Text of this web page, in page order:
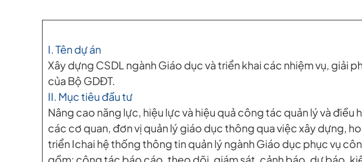
I. Tên dự án
Xây dựng CSDL ngành Giáo dục và triển khai các nhiệm vụ, giải
của Bộ GDĐT.
II. Mục tiêu đầu tư
Nâng cao năng lực, hiệu lực và hiệu quả công tác quản lý và điều
các cơ quan, đơn vị quản lý giáo dục thông qua việc xây dựng,
triển Ichai hệ thống thông tin quản lý ngành Giáo dục phục vụ